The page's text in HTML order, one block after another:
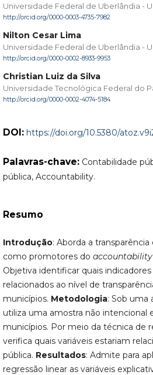
Universidade Federal de Uberlândia -
http://orcid.org/0000-0003-4735-7982
Nilton Cesar Lima
Universidade Federal de Uberlândia -
http://orcid.org/0000-0002-8933-9953
Christian Luiz da Silva
Universidade Tecnológica Federal do
http://orcid.org/0000-0002-4074-5184
DOI: https://doi.org/10.5380/
Palavras-chave: Contabilidade
pública, Accountability.
Resumo
Introdução: Aborda a
como promotores do accountability
Objetiva identificar quais
relacionados ao nível de
municípios. Metodologia: Sob uma
utiliza uma amostra não intencional
municípios. Por meio da técnica de
verifica quais variáveis estariam
pública. Resultados: Admite para
regressão linear as variáveis